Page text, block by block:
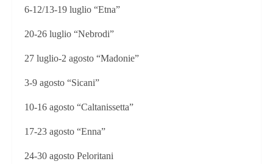
6-12/13-19 luglio “Etna”
20-26 luglio “Nebrodi”
27 luglio-2 agosto “Madonie”
3-9 agosto “Sicani”
10-16 agosto “Caltanissetta”
17-23 agosto “Enna”
24-30 agosto Peloritani